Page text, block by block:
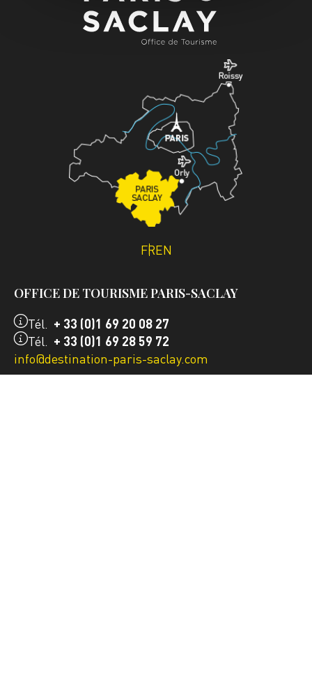
FREN
OFFICE DE TOURISME PARIS-SACLAY
Tél. + 33 (0)1 69 20 08 27
Tél. + 33 (0)1 69 28 59 72
info@destination-paris-saclay.com